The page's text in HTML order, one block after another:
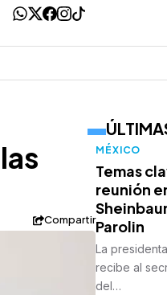
Compartir
MÉXICO
Temas
reunión
Parolin
La
recibe al
del…